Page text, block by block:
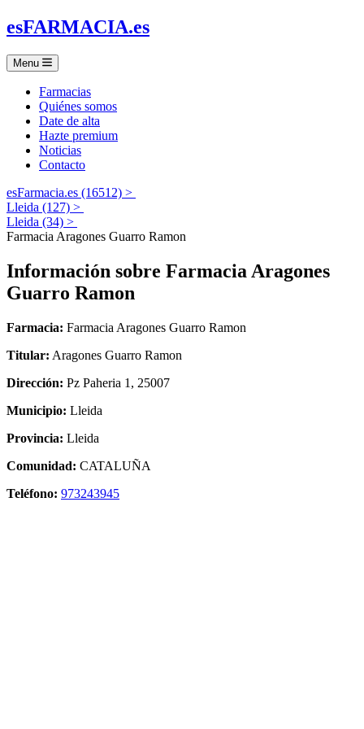
esFARMACIA.es
Menu
Farmacias
Quiénes somos
Date de alta
Hazte premium
Noticias
Contacto
esFarmacia.es (16512) >
Lleida (127) >
Lleida (34) >
Farmacia Aragones Guarro Ramon
Información sobre Farmacia Aragones
Guarro Ramon
Farmacia: Farmacia Aragones Guarro Ramon
Titular: Aragones Guarro Ramon
Dirección: Pz Paheria 1, 25007
Municipio: Lleida
Provincia: Lleida
Comunidad: CATALUÑA
Teléfono: 973243945